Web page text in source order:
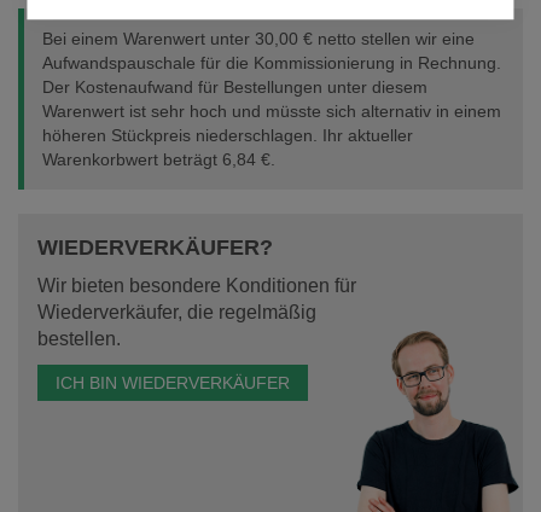
Bei einem Warenwert unter 30,00 € netto stellen wir eine
Aufwandspauschale für die Kommissionierung in Rechnung.
Der Kostenaufwand für Bestellungen unter diesem
Warenwert ist sehr hoch und müsste sich alternativ in einem
höheren Stückpreis niederschlagen. Ihr aktueller
Warenkorbwert beträgt 6,84 €
WIEDERVERKÄUFER?
Wir bieten besondere Konditionen für
Wiederverkäufer, die regelmäßig
bestellen.
ICH BIN WIEDERVERKÄUFER